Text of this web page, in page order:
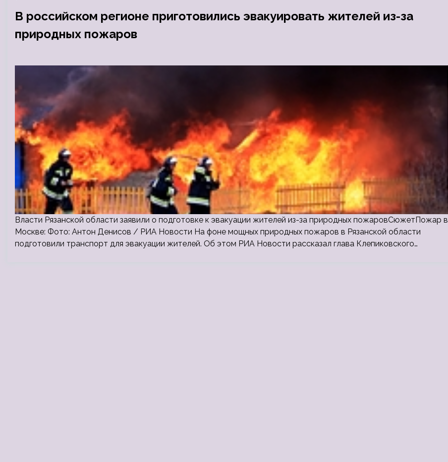
В российском регионе приготовились эвакуировать жителей из-за
природных пожаров
Власти Рязанской области заявили о подготовке к эвакуации жителей из-за природных пожаровСюжетПожар в
Москве: Фото: Антон Денисов / РИА Новости На фоне мощных природных пожаров в Рязанской области
подготовили транспорт для эвакуации жителей. Об этом РИА Новости рассказал глава Клепиковского…